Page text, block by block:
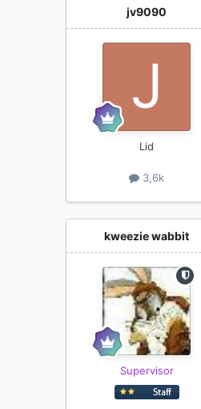
jv9090
Lid
3,6k
kweezie wabbit
Supervisor